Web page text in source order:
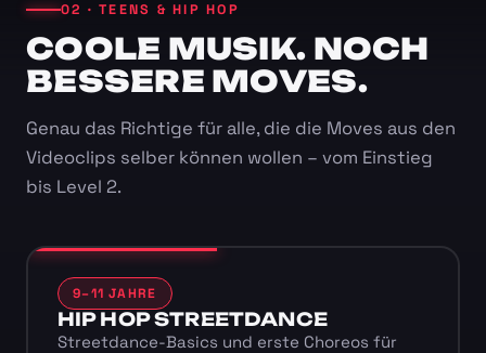
02 · TEENS & HIP HOP
COOLE MUSIK. NOCH
BESSERE MOVES.
Genau das Richtige für alle, die die Moves aus den
Videoclips selber können wollen – vom Einstieg
bis Level 2.
9–11 JAHRE
HIP HOP STREETDANCE
Streetdance-Basics und erste Choreos für